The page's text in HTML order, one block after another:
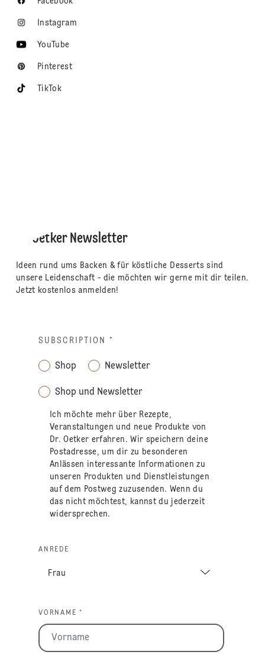
Instagram
YouTube
Pinterest
TikTok
Dr. Oetker Newsletter
Ideen rund ums Backen & für köstliche Desserts sind
unsere Leidenschaft - die möchten wir gerne mit dir teilen.
Jetzt kostenlos anmelden!
SUBSCRIPTION *
Shop Newsletter
Shop und Newsletter
Ich möchte mehr über Rezepte,
Veranstaltungen und neue Produkte von
Dr. Oetker erfahren. Wir speichern deine
Postadresse, um dir zu besonderen
Anlässen interessante Informationen zu
unseren Produkten und Dienstleistungen
auf dem Postweg zuzusenden. Wenn du
das nicht möchtest, kannst du jederzeit
widersprechen.
ANREDE
VORNAME *